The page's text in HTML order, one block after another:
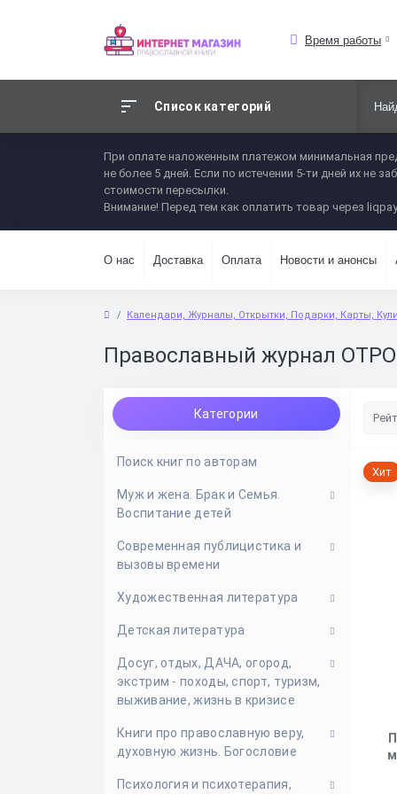
Время работы
Список категорий
При оплате наложенным платежом минимальная
не более 5 дней. Если по истечении 5-ти дней их не
стоимости пересылки.
Внимание! Перед тем как оплатить товар через
О нас Доставка Оплата Новости и анонсы
Календари, Журналы, Открытки, Подарки, Карты,
Православный журнал
Категории
Поиск книг по авторам
Муж и жена. Брак и Cемья.
Воспитание детей
Влюбленность. Любовь. Парень
и девушка
Генеалогия, поиск, история
Семейная жизнь
Современная публицистика и
вызовы времени
Эсхатология и вызовы времени,
публицистика
Художественная литература
Исторические повести и романы
Литературное наследие
Современная проза
Фэнтези, фантастика,
антиутопии
Детская литература
Детская художественная
литература
о Боге. Библии и Евангелия для
детей
Книжки для самых маленьких
Досуг, отдых, ДАЧА, огород,
экстрим - походы, спорт, туризм,
выживание, жизнь в кризисе
Жизнь в кризисе, выживание в
городе и на природе
Книги по саду, огороду, дачному
Книги про православную веру,
духовную жизнь. Богословие
Богословие, труды святых
Психология и психотерапия,
Хит